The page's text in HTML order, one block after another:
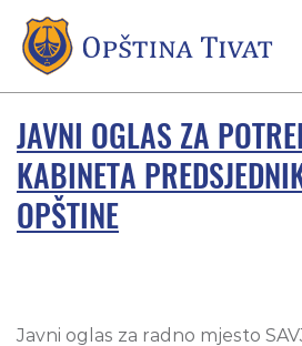
JAVNI OGLAS ZA
KABINETA
OPŠTINE
Javni oglas za radno mjesto